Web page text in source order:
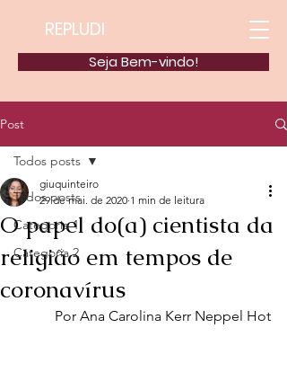
Seja Bem-vindo!
REPLUDI
Post
Todos posts
Categoria 1
Categoria 2
Todos posts
O papel do(a) cientista da
religião em tempos de
coronavírus
giuquinteiro
29 de mai. de 2020 1 min de leitura
Por Ana Carolina Kerr Neppel Hot